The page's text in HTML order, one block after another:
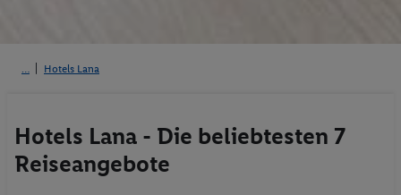
Hotels Lana
Hotels Lana - Die beliebtesten 7
Reiseangebote